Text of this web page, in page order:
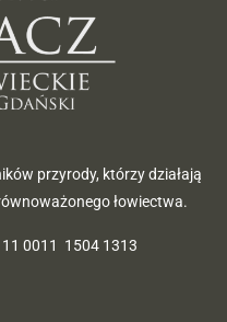
przyrody, którzy działają
łowiectwa.
0011 1504 1313